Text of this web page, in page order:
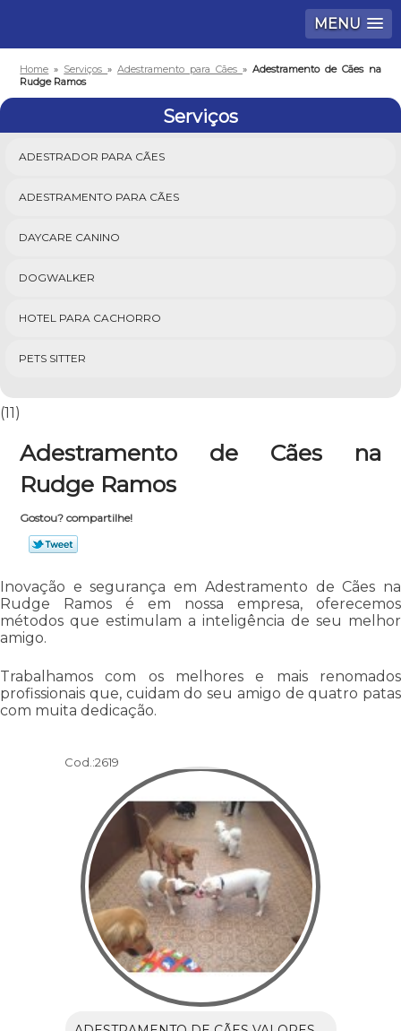
MENU
Home » Serviços»Adestramento para Cães » Adestramento de Cães na
Rudge Ramos
Serviços
ADESTRADOR PARA CÃES
ADESTRAMENTO PARA CÃES
DAYCARE CANINO
DOGWALKER
HOTEL PARA CACHORRO
PETS SITTER
(11)
Adestramento de Cães na
Rudge Ramos
Gostou? compartilhe!
Inovação e segurança em Adestramento de Cães na
Rudge Ramos é em nossa empresa, oferecemos
métodos que estimulam a inteligência de seu melhor
amigo.
Trabalhamos com os melhores e mais renomados
profissionais que, cuidam do seu amigo de quatro patas
com muita dedicação.
Cod.:2619